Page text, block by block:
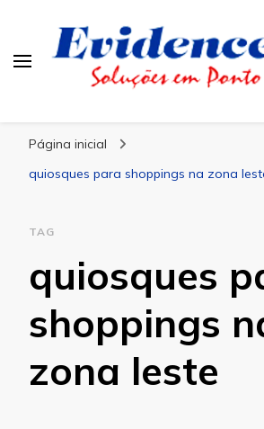
Página inicial
quiosques para shoppings na zona
TAG
quiosques
shoppings
zona leste